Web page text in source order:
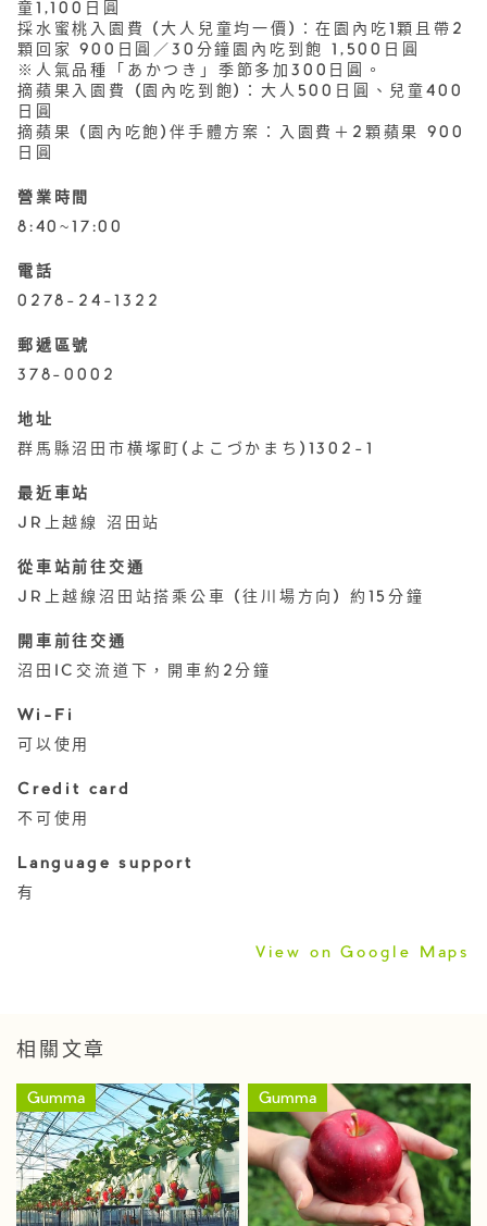
童1,100日圓
採水蜜桃入園費 (大人兒童均一價)：在園內吃1顆且帶2
顆回家 900日圓／30分鐘園內吃到飽 1,500日圓
※人氣品種「あかつき」季節多加300日圓。
摘蘋果入園費 (園內吃到飽)：大人500日圓、兒童400
日圓
摘蘋果 (園內吃飽)伴手體方案：入園費＋2顆蘋果 900
日圓
營業時間
8:40~17:00
電話
0278-24-1322
郵遞區號
378-0002
地址
群馬縣沼田市横塚町(よこづかまち)1302-1
最近車站
JR上越線 沼田站
從車站前往交通
JR上越線沼田站搭乘公車 (往川場方向) 約15分鐘
開車前往交通
沼田IC交流道下，開車約2分鐘
Wi-Fi
可以使用
Credit card
不可使用
Language support
有
View on Google Maps
相關文章
Gumma Gumma